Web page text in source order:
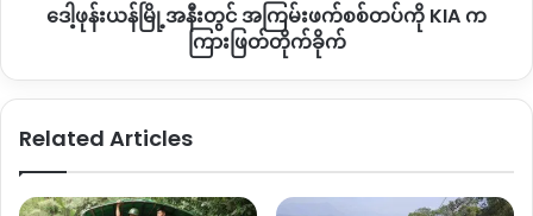
ဒေါ့ဖုန်းယန်မြို့အနီးတွင် အကြမ်းဖက်စစ်တပ်ကို KIA က
ကြားဖြတ်တိုက်ခိုက်
Related Articles